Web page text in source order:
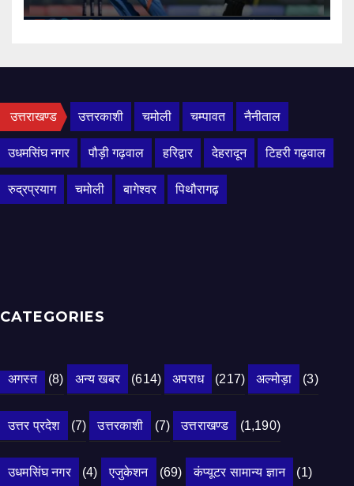
उत्तराखण्ड उत्तरकाशी चमोली चम्पावत नैनीताल
उधमसिंघ नगर पौड़ी गढ़वाल हरिद्वार देहरादून टिहरी गढ़वाल
रुद्रप्रयाग चमोली बागेश्वर पिथौरागढ़
CATEGORIES
अगस्त (8) अन्य खबर (614) अपराध (217) अल्मोड़ा (3)
उत्तर प्रदेश (7) उत्तरकाशी (7) उत्तराखण्ड (1,190)
उधमसिंघ नगर (4) एजुकेशन (69) कंप्यूटर सामान्य ज्ञान (1)